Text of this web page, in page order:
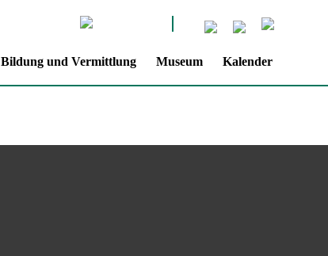
Bildung und Vermittlung Museum Kalender